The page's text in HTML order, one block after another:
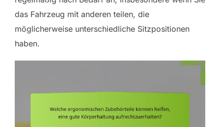
das Fahrzeug mit anderen teilen, die
möglicherweise unterschiedliche Sitzpositionen
haben.